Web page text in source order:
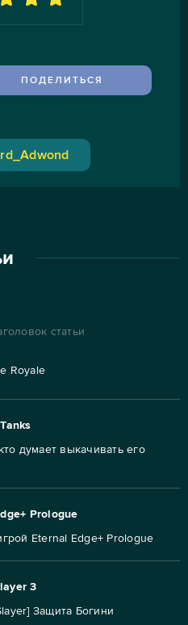
ПОДЕЛИТЬСЯ
статьи
Royale
думает выкачивать его
Prologue
Eternal Edge+ Prologue
3
Защита Богини